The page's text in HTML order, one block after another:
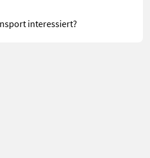
interessiert?